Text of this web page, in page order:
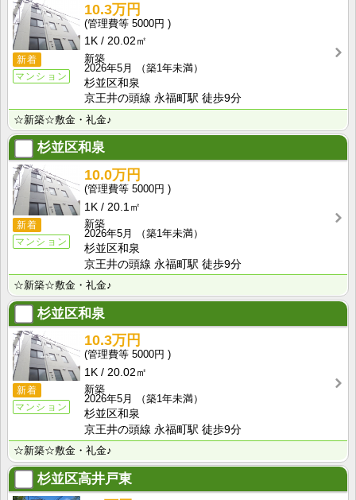
新着
マンション
10.3万円
5000円
1K
20.02㎡
新築
2026年5月
（築1年未満）
杉並区和泉
京王井の頭線 永福町駅 徒歩9分
☆新築☆敷金・礼金♪
杉並区和泉
新着
マンション
10.0万円
5000円
1K
20.1㎡
新築
2026年5月
（築1年未満）
杉並区和泉
京王井の頭線 永福町駅 徒歩9分
☆新築☆敷金・礼金♪
杉並区和泉
新着
マンション
10.3万円
5000円
1K
20.02㎡
新築
2026年5月
（築1年未満）
杉並区和泉
京王井の頭線 永福町駅 徒歩9分
☆新築☆敷金・礼金♪
杉並区高井戸東